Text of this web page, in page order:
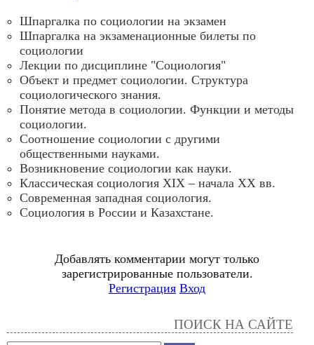
Шпаргалка по социологии на экзамен
Шпаргалка на экзаменационные билеты по
социологии
Лекции по дисциплине "Социология"
Объект и предмет социологии. Структура
социологического знания.
Понятие метода в социологии. Функции и методы
социологии.
Соотношение социологии с другими
общественными науками.
Возникновение социологии как науки.
Классическая социология ХIХ – начала XX вв.
Современная западная социология.
Социология в России и Казахстане.
Добавлять комментарии могут только
зарегистрированные пользователи.
Регистрация Вход
ПОИСК НА САЙТЕ